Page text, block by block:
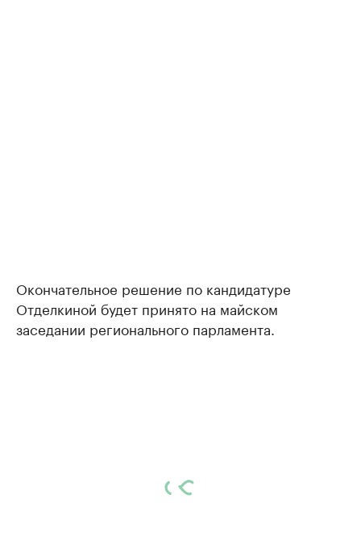
Окончательное решение по кандидатуре
Отделкиной будет принято на майском
заседании регионального парламента.